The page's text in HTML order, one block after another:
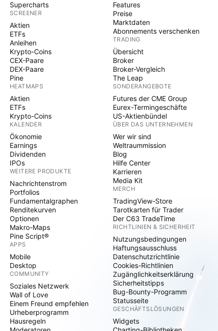
Supercharts
SCREENER
Aktien
ETFs
Anleihen
Krypto-Coins
CEX-Paare
DEX-Paare
Pine
HEATMAPS
Aktien
ETFs
Krypto-Coins
KALENDER
Ökonomie
Earnings
Dividenden
IPOs
WEITERE PRODUKTE
Nachrichtenstrom
Portfolios
Fundamentalgraphen
Renditekurven
Optionen
Makro-Maps
Pine Script®
APPS
Mobile
Desktop
COMMUNITY
Soziales Netzwerk
Wall of Love
Einem Freund empfehlen
Urheberprogramm
Hausregeln
Features
Preise
Marktdaten
Abonnements verschenken
TRADING
Übersicht
Broker
Broker-Vergleich
The Leap
SONDERANGEBOTE
Futures der CME Group
Eurex-Termingeschäfte
US-Aktienbündel
ÜBER DAS UNTERNEHMEN
Wer wir sind
Weltraummission
Blog
Hilfe Center
Karrieren
Media Kit
MERCH
TradingView-Store
Tarotkarten für Trader
Der C63 TradeTime
RICHTLINIEN & SICHERHEIT
Nutzungsbedingungen
Haftungsausschluss
Datenschutzrichtlinie
Cookies-Richtlinien
Zugänglichkeitserklärung
Sicherheitstipps
Bug-Bounty-Programm
Statusseite
GESCHÄFTSLÖSUNGEN
Widgets